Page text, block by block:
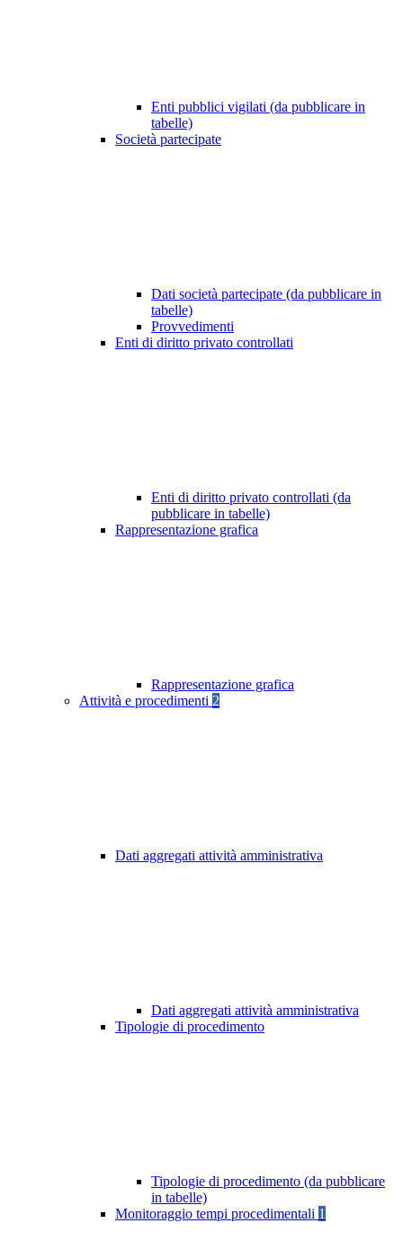
Enti pubblici vigilati (da pubblicare in
tabelle)
Società partecipate
Dati società partecipate (da pubblicare in
tabelle)
Provvedimenti
Enti di diritto privato controllati
Enti di diritto privato controllati (da
pubblicare in tabelle)
Rappresentazione grafica
Rappresentazione grafica
Attività e procedimenti 2
Dati aggregati attività amministrativa
Dati aggregati attività amministrativa
Tipologie di procedimento
Tipologie di procedimento (da pubblicare
in tabelle)
Monitoraggio tempi procedimentali 1